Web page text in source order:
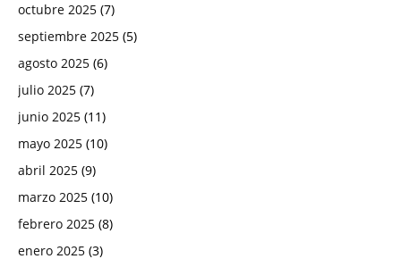
octubre 2025 (7)
septiembre 2025 (5)
agosto 2025 (6)
julio 2025 (7)
junio 2025 (11)
mayo 2025 (10)
abril 2025 (9)
marzo 2025 (10)
febrero 2025 (8)
enero 2025 (3)